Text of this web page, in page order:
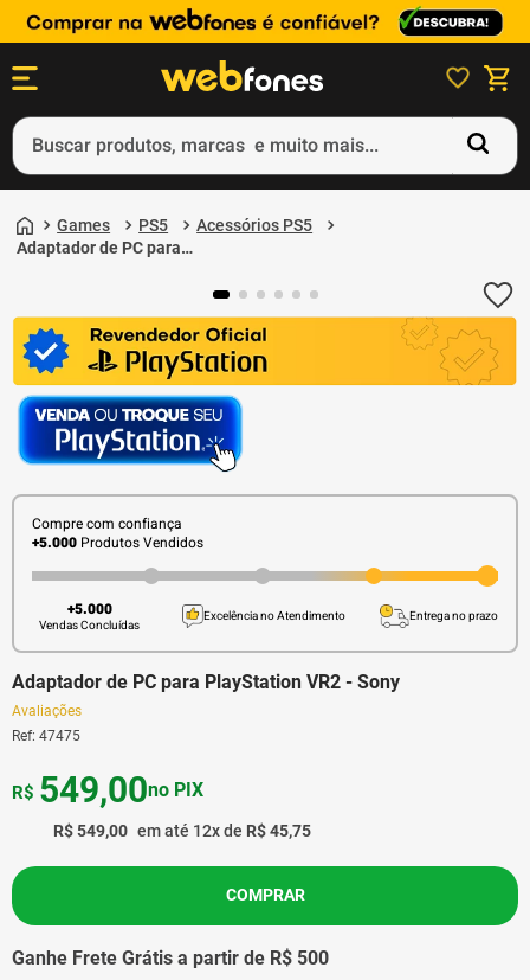
Buscar produtos, marcas e muito mais...
Games PS5
Acessórios PS5
Adaptador de PC para
Compre com confiança
+5.000 Produtos Vendidos
+5.000
Vendas Concluídas
Excelência no Atendimento Entrega no prazo
Adaptador de PC para PlayStation VR2 - Sony
Avaliações
Ref: 47475
R$549,00 em até 12x de R$45,75
R$ 549,00no PIX
COMPRAR
Ganhe Frete Grátis a partir de R$ 500
1º
ps5
3º
ps4
4º
smartphone
5º notebook